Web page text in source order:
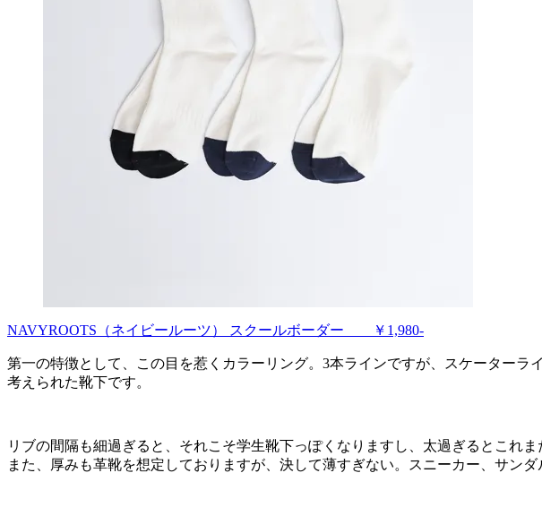
NAVYROOTS（ネイビールーツ） スクールボーダー ￥1,980-
第一の特徴として、この目を惹くカラーリング。3本ラインですが、スケーター
考えられた靴下です。
リブの間隔も細過ぎると、それこそ学生靴下っぽくなりますし、太過ぎるとこれま
また、厚みも革靴を想定しておりますが、決して薄すぎない。スニーカー、サンダ